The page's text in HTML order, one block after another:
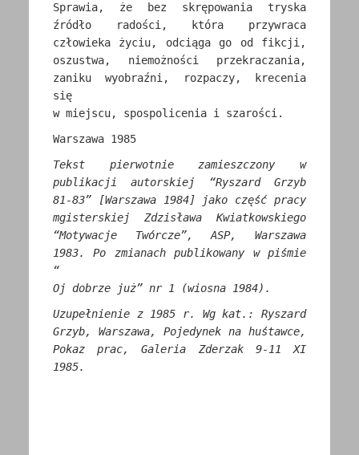
Sprawia, że bez skrępowania tryska
źródło radości, która przywraca
człowieka życiu, odciąga go od fikcji,
oszustwa, niemożności przekraczania,
zaniku wyobraźni, rozpaczy, krecenia
się
w miejscu, spospolicenia i szarości.
Warszawa 1985
Tekst pierwotnie zamieszczony w
publikacji autorskiej “Ryszard Grzyb
81-83” [Warszawa 1984] jako część pracy
mgisterskiej Zdzisława Kwiatkowskiego
“Motywacje Twórcze”, ASP, Warszawa
1983. Po zmianach publikowany w piśmie
“
Oj dobrze już” nr 1 (wiosna 1984).
Uzupełnienie z 1985 r. Wg kat.: Ryszard
Grzyb, Warszawa, Pojedynek na huśtawce,
Pokaz prac, Galeria Zderzak 9-11 XI
1985.